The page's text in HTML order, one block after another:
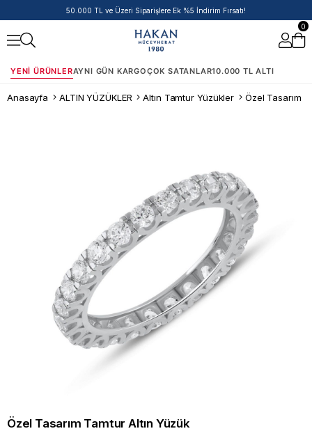
50.000 TL ve Üzeri Siparişlere Ek %5 İndirim Fırsatı!
0
YENI ÜRÜNLERAYNI GÜN KARGOÇOK SATANLAR10.000 TL ALTI
Anasayfa ALTIN YÜZÜKLER Altın Tamtur Yüzükler Özel Tasarım
Özel Tasarım Tamtur Altın Yüzük